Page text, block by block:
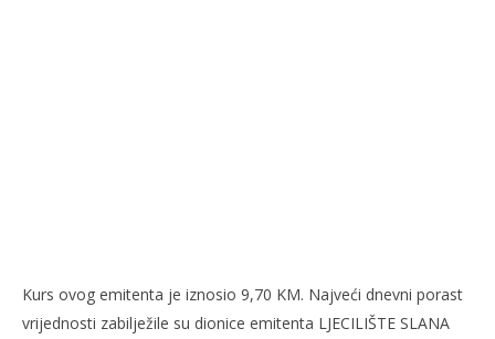
Kurs ovog emitenta je iznosio 9,70 KM. Najveći dnevni porast
vrijednosti zabilježile su dionice emitenta LJECILIŠTE SLANA